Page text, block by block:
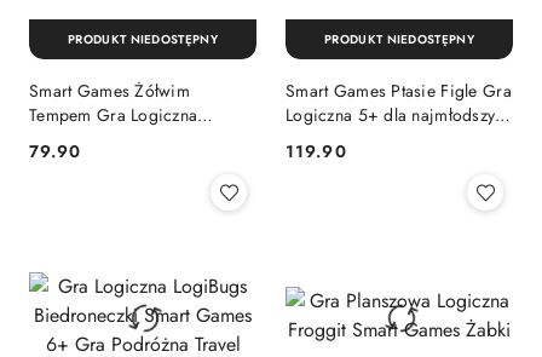
Smart Games Żółwim
Tempem Gra Logiczna
Cena:
79.90
PRODUKT NIEDOSTĘPNY
Smart Games Ptasie Figle Gra
Logiczna 5+ dla najmłodszych
Cena:
119.90
PRODUKT NIEDOSTĘPNY